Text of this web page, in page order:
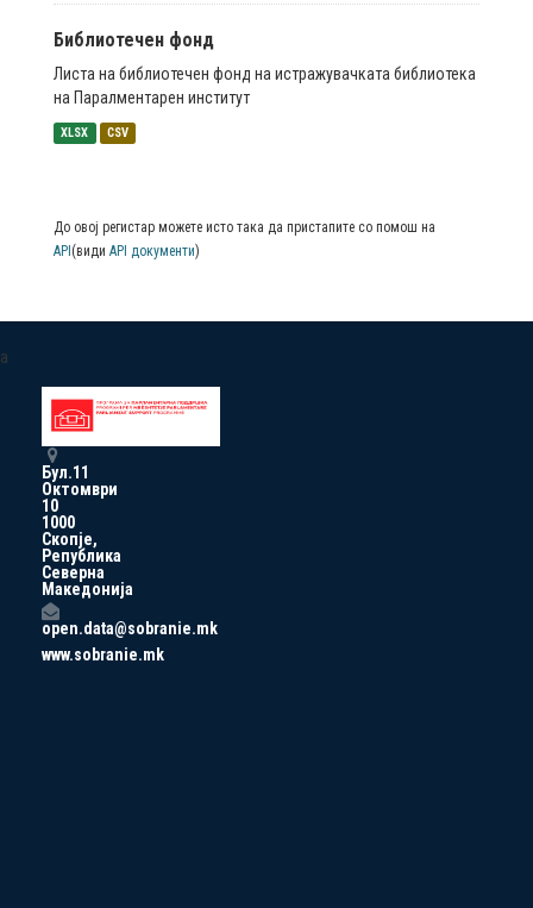
Библиотечен фонд
Листа на библиотечен фонд на истражувачката библиотека
на Паралментарен институт
XLSX CSV
До овој регистар можете исто така да пристапите со помош на
API (види API документи)
a
Бул.11
Октомври
10
1000
Скопје,
Република
Северна
Македонија
open.data@sobranie.mk
www.sobranie.mk